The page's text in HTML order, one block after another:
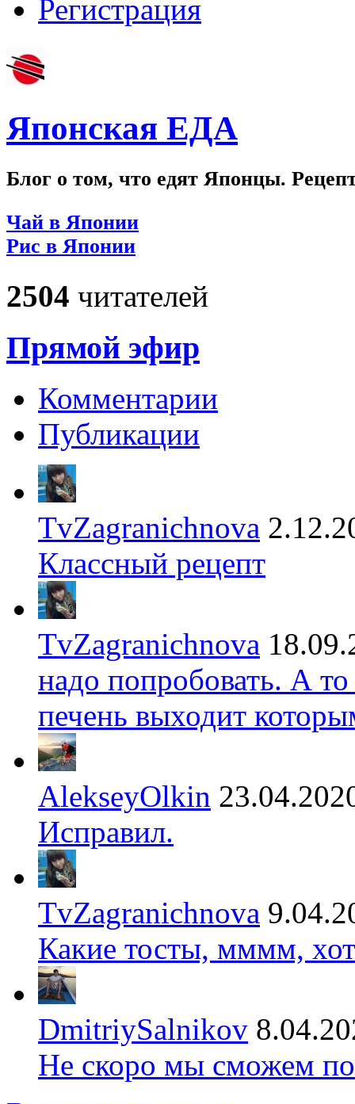
Регистрация
Японская ЕДА
Блог о том, что едят Японцы.
Чай в Японии
Рис в Японии
2504 читателей
Прямой эфир
Комментарии
Публикации
TvZagranichnova
Классный рецепт
TvZagranichnova
надо попробовать. А
печень выходит
AlekseyOlkin
Исправил.
TvZagranichnova
Какие тосты, мммм,
DmitriySalnikov
Не скоро мы сможем